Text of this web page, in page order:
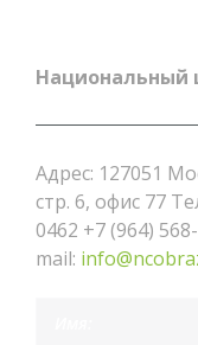
Национальный
Адрес: 127051
стр. 6, офис 77
0462 +7 (964)
mail: